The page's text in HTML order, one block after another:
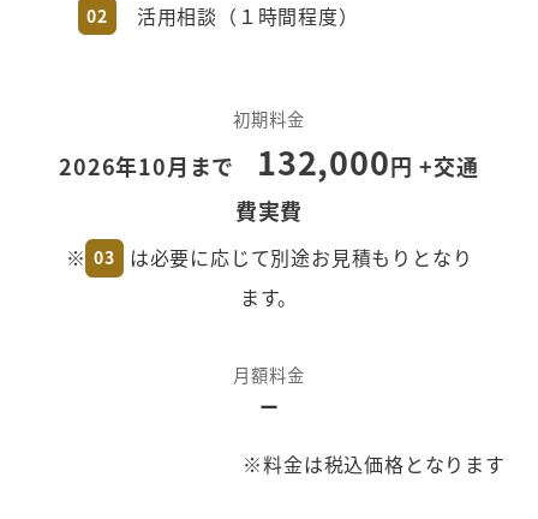
必要に応じてプラン・お見積もりのご提出
まずは少人数で
開始したい
本格的に導入・活用を
開始したい
次のステップ（生成AI導入・活用支援）
02 活用相談（１時間程度）
初期料金
2026年10月まで 132,000円 +交通
費実費
※ 03
は必要に応じて別途お見積もりとなり
ます。
月額料金
ー
※料金は税込価格となります